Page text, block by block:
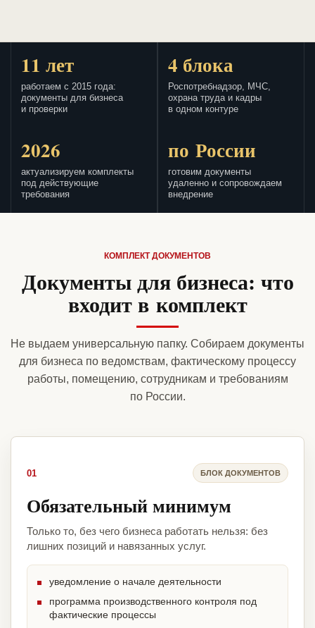
11 лет
работаем с 2015 года:
документы для бизнеса
и проверки
4 блока
Роспотребнадзор, МЧС,
охрана труда и кадры
в одном контуре
2026
актуализируем комплекты
под действующие
требования
по России
готовим документы
удаленно и сопровождаем
внедрение
КОМПЛЕКТ ДОКУМЕНТОВ
Документы для бизнеса: что
входит в комплект
Не выдаем универсальную папку. Собираем документы
для бизнеса по ведомствам, фактическому процессу
работы, помещению, сотрудникам и требованиям
по России.
01 БЛОК ДОКУМЕНТОВ
Обязательный минимум
Только то, без чего бизнеса работать нельзя: без
лишних позиций и навязанных услуг.
уведомление о начале деятельности
программа производственного контроля под
фактические процессы